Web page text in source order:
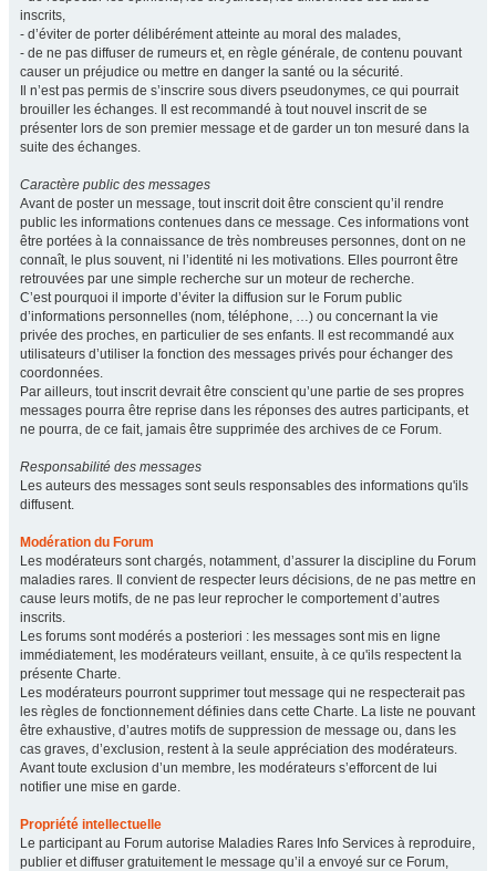
inscrits,
- d’éviter de porter délibérément atteinte au moral des malades,
- de ne pas diffuser de rumeurs et, en règle générale, de contenu pouvant
causer un préjudice ou mettre en danger la santé ou la sécurité.
Il n’est pas permis de s’inscrire sous divers pseudonymes, ce qui pourrait
brouiller les échanges. Il est recommandé à tout nouvel inscrit de se
présenter lors de son premier message et de garder un ton mesuré dans la
suite des échanges.
Caractère public des messages
Avant de poster un message, tout inscrit doit être conscient qu’il rendre
public les informations contenues dans ce message. Ces informations vont
être portées à la connaissance de très nombreuses personnes, dont on ne
connaît, le plus souvent, ni l’identité ni les motivations. Elles pourront être
retrouvées par une simple recherche sur un moteur de recherche.
C’est pourquoi il importe d’éviter la diffusion sur le Forum public
d’informations personnelles (nom, téléphone, …) ou concernant la vie
privée des proches, en particulier de ses enfants. Il est recommandé aux
utilisateurs d’utiliser la fonction des messages privés pour échanger des
coordonnées.
Par ailleurs, tout inscrit devrait être conscient qu’une partie de ses propres
messages pourra être reprise dans les réponses des autres participants, et
ne pourra, de ce fait, jamais être supprimée des archives de ce Forum.
Responsabilité des messages
Les auteurs des messages sont seuls responsables des informations qu'ils
diffusent.
Modération du Forum
Les modérateurs sont chargés, notamment, d’assurer la discipline du Forum
maladies rares. Il convient de respecter leurs décisions, de ne pas mettre en
cause leurs motifs, de ne pas leur reprocher le comportement d’autres
inscrits.
Les forums sont modérés a posteriori : les messages sont mis en ligne
immédiatement, les modérateurs veillant, ensuite, à ce qu'ils respectent la
présente Charte.
Les modérateurs pourront supprimer tout message qui ne respecterait pas
les règles de fonctionnement définies dans cette Charte. La liste ne pouvant
être exhaustive, d’autres motifs de suppression de message ou, dans les
cas graves, d’exclusion, restent à la seule appréciation des modérateurs.
Avant toute exclusion d’un membre, les modérateurs s’efforcent de lui
notifier une mise en garde.
Propriété intellectuelle
Le participant au Forum autorise Maladies Rares Info Services à reproduire,
publier et diffuser gratuitement le message qu’il a envoyé sur ce Forum,